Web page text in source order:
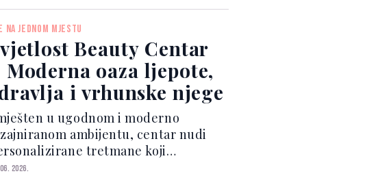
usana, umjesto direktno na
Korisnici...
NA JEDNOM MJESTU
Beauty Centar
Moderna oaza ljepote,
i vrhunske njege
u ugodnom i moderno
ambijentu, centar nudi
tretmane koji
individualnim potrebama
2026.